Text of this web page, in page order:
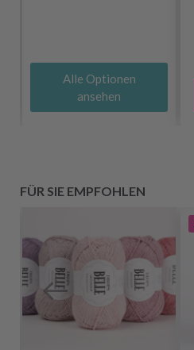
Alle Optionen
ansehen
FÜR SIE EMPFOHLEN